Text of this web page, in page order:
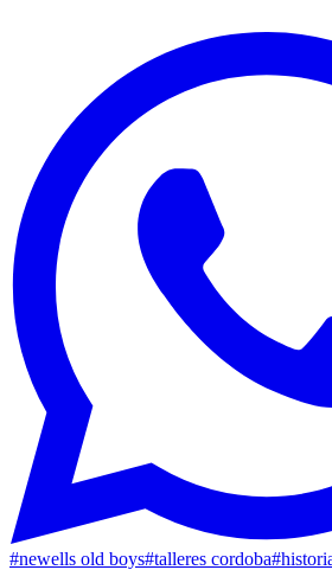
#newells old boys#talleres cordoba#